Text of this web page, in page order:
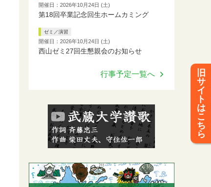
開催日：2026年10月24日 (土)
第18回卒業記念回生ホームカミング
ゼミ／演習
開催日：2026年10月24日 (土)
西山ゼミ27回生懇親会のお知らせ
行事予定一覧へ
旧
サ
イ
ト
は
こ
ち
ら